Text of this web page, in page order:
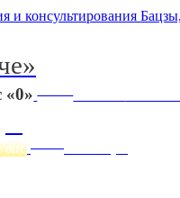
и консультирования
«0» Начало: